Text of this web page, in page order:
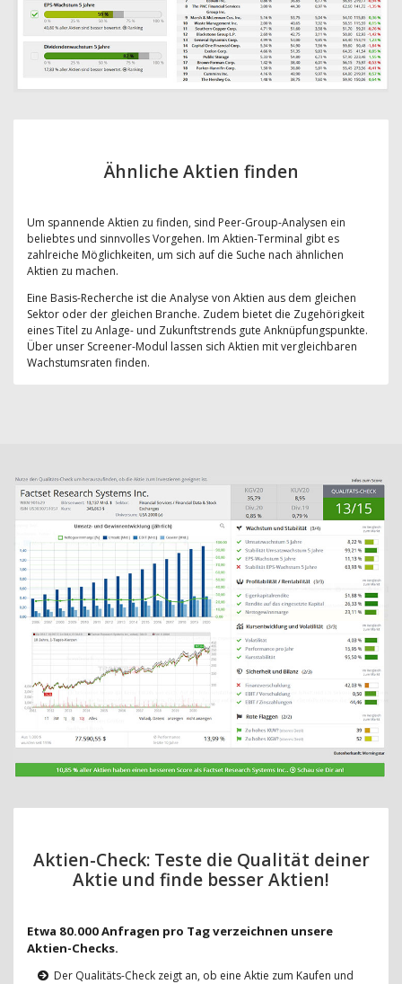
Ähnliche Aktien finden
Um spannende Aktien zu finden, sind Peer-Group-Analysen ein
beliebtes und sinnvolles Vorgehen. Im Aktien-Terminal gibt es
zahlreiche Möglichkeiten, um sich auf die Suche nach ähnlichen
Aktien zu machen.
Eine Basis-Recherche ist die Analyse von Aktien aus dem gleichen
Sektor oder der gleichen Branche. Zudem bietet die Zugehörigkeit
eines Titel zu Anlage- und Zukunftstrends gute Anknüpfungspunkte.
Über unser Screener-Modul lassen sich Aktien mit vergleichbaren
Wachstumsraten finden.
Aktien-Check: Teste die Qualität deiner
Aktie und finde besser Aktien!
Etwa 80.000 Anfragen pro Tag verzeichnen unsere
Aktien-Checks.
Der Qualitäts-Check zeigt an, ob eine Aktie zum Kaufen und